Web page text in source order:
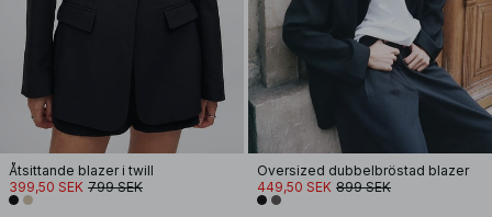
Åtsittande blazer i twill
399,50 SEK 799 SEK
Oversized dubbelbröstad blazer
449,50 SEK 899 SEK